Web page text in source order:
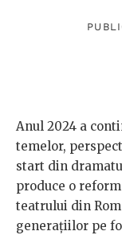
Anul 2024 a
temelor,
start din
produce o
teatrului din
generațiilor pe